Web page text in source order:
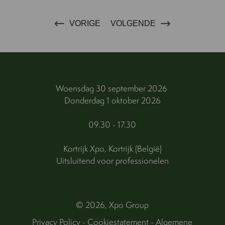
VORIGE VOLGENDE
Woensdag 30 september 2026
Donderdag 1 oktober 2026
09.30 - 17.30
Kortrijk Xpo, Kortrijk (België)
Uitsluitend voor professionelen
© 2026, Xpo Group
Privacy Policy - Cookiestatement -Algemene